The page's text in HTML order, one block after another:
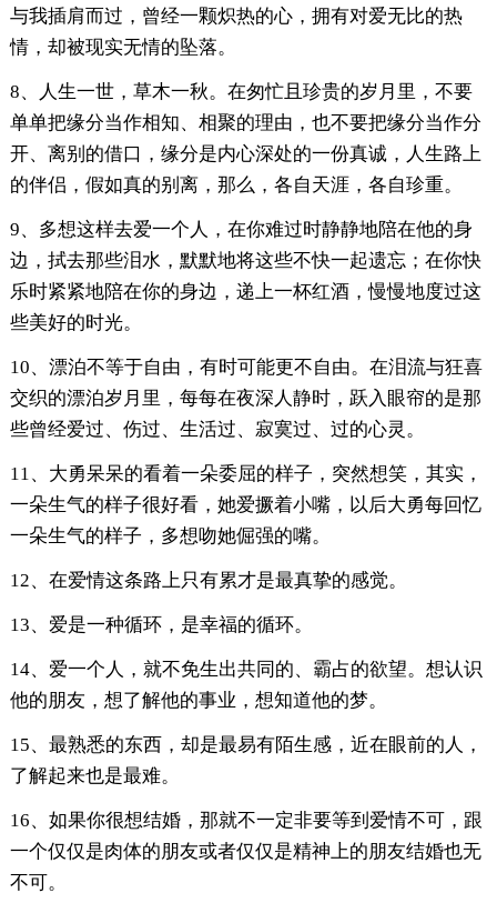
与我插肩而过，曾经一颗炽热的心，拥有对爱无比的热
情，却被现实无情的坠落。
8、人生一世，草木一秋。在匆忙且珍贵的岁月里，不要
单单把缘分当作相知、相聚的理由，也不要把缘分当作分
开、离别的借口，缘分是内心深处的一份真诚，人生路上
的伴侣，假如真的别离，那么，各自天涯，各自珍重。
9、多想这样去爱一个人，在你难过时静静地陪在他的身
边，拭去那些泪水，默默地将这些不快一起遗忘；在你快
乐时紧紧地陪在你的身边，递上一杯红酒，慢慢地度过这
些美好的时光。
10、漂泊不等于自由，有时可能更不自由。在泪流与狂喜
交织的漂泊岁月里，每每在夜深人静时，跃入眼帘的是那
些曾经爱过、伤过、生活过、寂寞过、过的心灵。
11、大勇呆呆的看着一朵委屈的样子，突然想笑，其实，
一朵生气的样子很好看，她爱撅着小嘴，以后大勇每回忆
一朵生气的样子，多想吻她倔强的嘴。
12、在爱情这条路上只有累才是最真挚的感觉。
13、爱是一种循环，是幸福的循环。
14、爱一个人，就不免生出共同的、霸占的欲望。想认识
他的朋友，想了解他的事业，想知道他的梦。
15、最熟悉的东西，却是最易有陌生感，近在眼前的人，
了解起来也是最难。
16、如果你很想结婚，那就不一定非要等到爱情不可，跟
一个仅仅是肉体的朋友或者仅仅是精神上的朋友结婚也无
不可。